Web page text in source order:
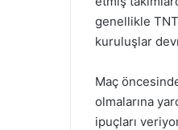
genellikle TNT
kuruluşlar
Maç
olmalarına
ipuçları